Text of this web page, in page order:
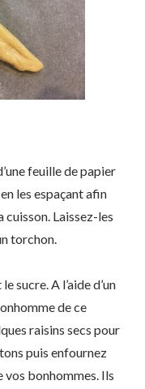
feuille de papier
les espaçant afin
cuisson. Laissez-les
torchon.
sucre. A l’aide d’un
de ce
raisins secs pour
puis enfournez
vos bonhommes. Ils